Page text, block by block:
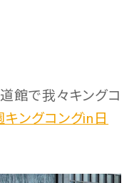
道館で我々キングコ
キングコングin日